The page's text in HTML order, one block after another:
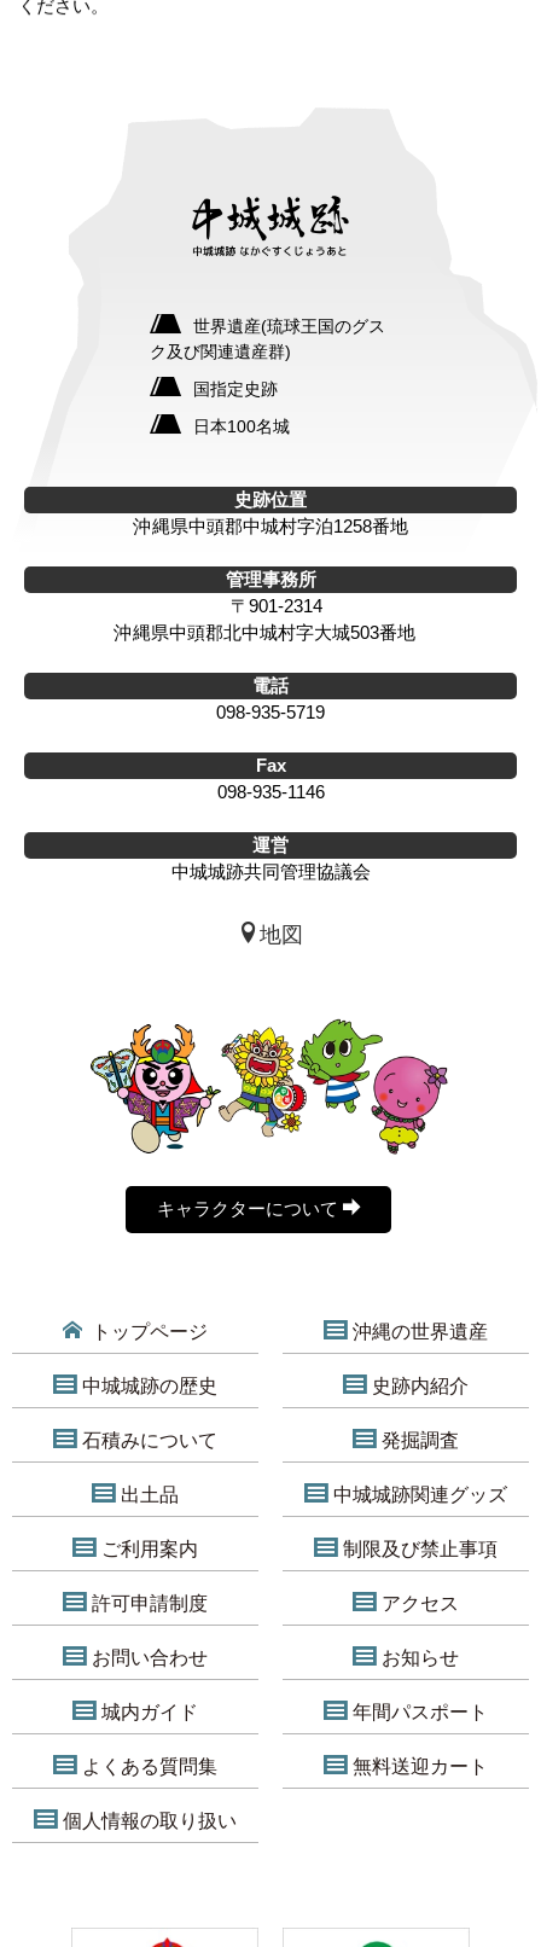
ください。
世界遺産(琉球王国のグス
ク及び関連遺産群)
国指定史跡
日本100名城
史跡位置
沖縄県中頭郡中城村字泊1258番地
管理事務所
〒901-2314
沖縄県中頭郡北中城村字大城503番地
電話
098-935-5719
Fax
098-935-1146
運営
中城城跡共同管理協議会
地図
キャラクターについて
トップページ 沖縄の世界遺産
中城城跡の歴史 史跡内紹介
石積みについて 発掘調査
出土品 中城城跡関連グッズ
ご利用案内 制限及び禁止事項
許可申請制度 アクセス
お問い合わせ お知らせ
城内ガイド 年間パスポート
よくある質問集 無料送迎カート
個人情報の取り扱い